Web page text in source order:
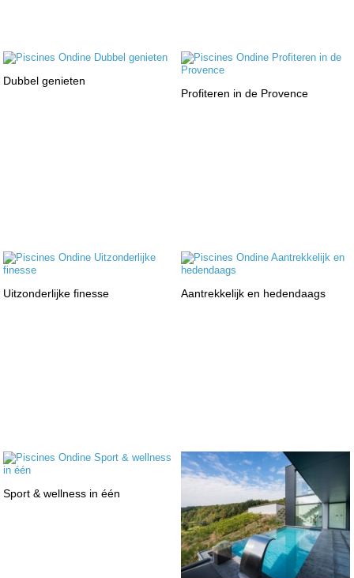
Dubbel genieten
Profiteren in de Provence
Uitzonderlijke finesse Aantrekkelijk en hedendaags
Sport & wellness in één